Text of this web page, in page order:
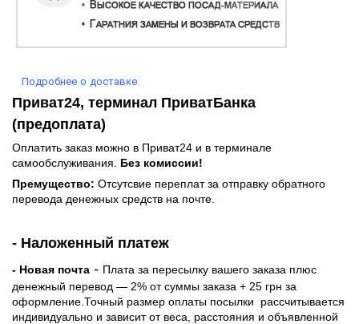
Подробнее о доставке
Приват24, терминал ПриватБанка
(предоплата)
Оплатить заказ можно в Приват24 и в терминале
самообслуживания. Без комиссии!
Премущество: Отсутсвие переплат за отправку обратного
перевода денежных средств на почте.
- Наложенный платеж
- Новая почта - Плата за пересылку вашего заказа плюс
денежный перевод — 2% от суммы заказа + 25 грн за
оформление.Точный размер оплаты посылки рассчитывается
индивидуально и зависит от веса, расстояния и объявленной